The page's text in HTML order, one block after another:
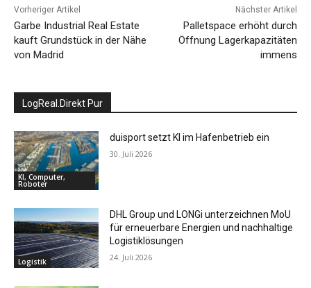
Vorheriger Artikel
Garbe Industrial Real Estate
kauft Grundstück in der Nähe
von Madrid
Nächster Artikel
Palletspace erhöht durch
Öffnung Lagerkapazitäten
immens
LogReal.Direkt Pur
KI, Computer,
Roboter
duisport setzt KI im Hafenbetrieb ein
30. Juli 2026
Logistik
DHL Group und LONGi unterzeichnen MoU
für erneuerbare Energien und nachhaltige
Logistiklösungen
24. Juli 2026